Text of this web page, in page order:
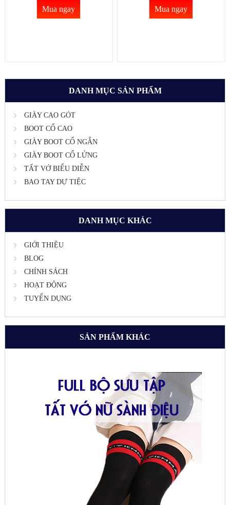
Mua ngay Mua ngay
DANH MỤC SẢN PHẨM
GIÀY CAO GÓT
BOOT CỔ CAO
GIÀY BOOT CỔ NGẮN
GIÀY BOOT CỔ LỬNG
TẤT VỚ BIỂU DIỄN
BAO TAY DỰ TIỆC
DANH MỤC KHÁC
GIỚI THIỆU
BLOG
CHÍNH SÁCH
HOẠT ĐỘNG
TUYỂN DỤNG
SẢN PHẨM KHÁC